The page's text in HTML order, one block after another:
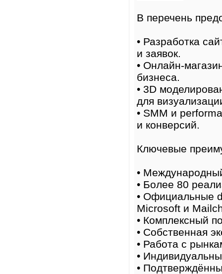
В перечень
• Разработка
и заявок.
• Онлайн-
бизнеса.
• 3D
для
• SMM и
и конверсий.
Ключевые
•
• Более 80
• Официальные
Microsoft и
• Комплексный
• Собственная
• Работа с
•
•